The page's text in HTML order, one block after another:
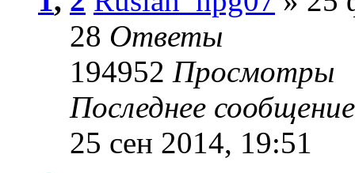
28 Ответы
194952 Просмотры
Последнее
25 сен 2014, 19:51